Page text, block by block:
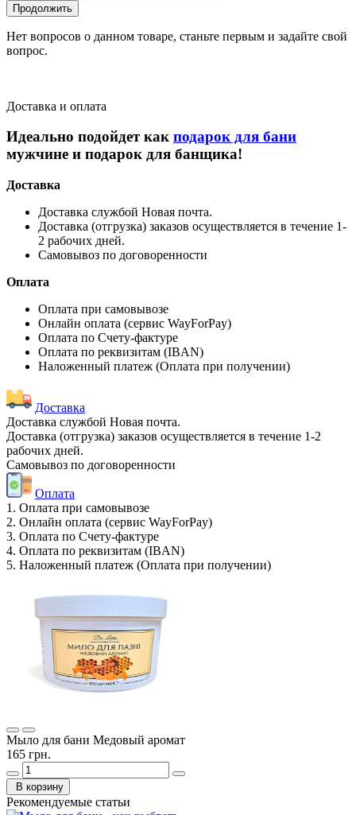
Продолжить
Нет вопросов о данном товаре, станьте первым и задайте свой
вопрос.
Доставка и оплата
Идеально подойдет как подарок для бани
мужчине и подарок для банщика!
Доставка
Доставка службой Новая почта.
Доставка (отгрузка) заказов осуществляется в течение 1-
2 рабочих дней.
Самовывоз по договоренности
Оплата
Оплата при самовывозе
Онлайн оплата (сервис WayForPay)
Оплата по Счету-фактуре
Оплата по реквизитам (IBAN)
Наложенный платеж (Оплата при получении)
Доставка
Доставка службой Новая почта.
Доставка (отгрузка) заказов осуществляется в течение 1-2
рабочих дней.
Самовывоз по договоренности
Оплата
1. Оплата при самовывозе
2. Онлайн оплата (сервис WayForPay)
3. Оплата по Счету-фактуре
4. Оплата по реквизитам (IBAN)
5. Наложенный платеж (Оплата при получении)
Мыло для бани Медовый аромат
165 грн.
В корзину
Рекомендуемые статьи